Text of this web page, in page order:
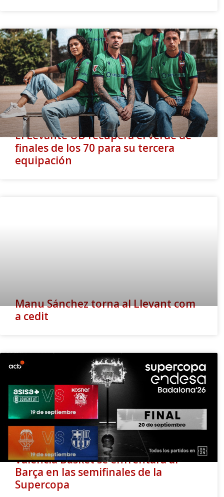
El Levante UD recupera el verde de
finales de los 70 para su tercera
equipación
Manu Sánchez torna al Llevant com
a cedit
Valencia Basket se enfrentará al
Barça en las semifinales de la
Supercopa